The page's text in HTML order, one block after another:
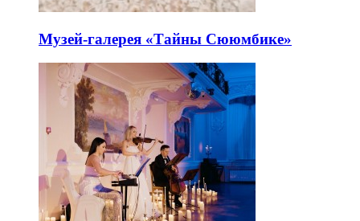
Музей-галерея «Тайны Сююмбике»